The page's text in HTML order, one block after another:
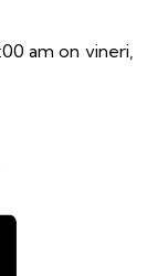
am on vineri,